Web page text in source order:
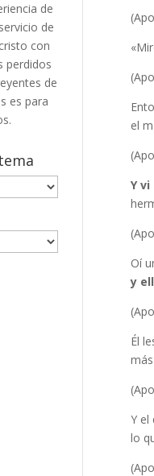
el
Y
Oí
y
Él
Y el
lo
de
de
con
perdidos
de
es para